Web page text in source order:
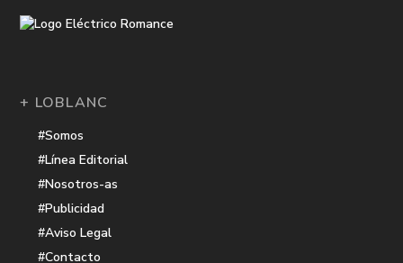
+ LOBLANC
#Somos
#Línea Editorial
#Nosotros-as
#Publicidad
#Aviso Legal
#Contacto